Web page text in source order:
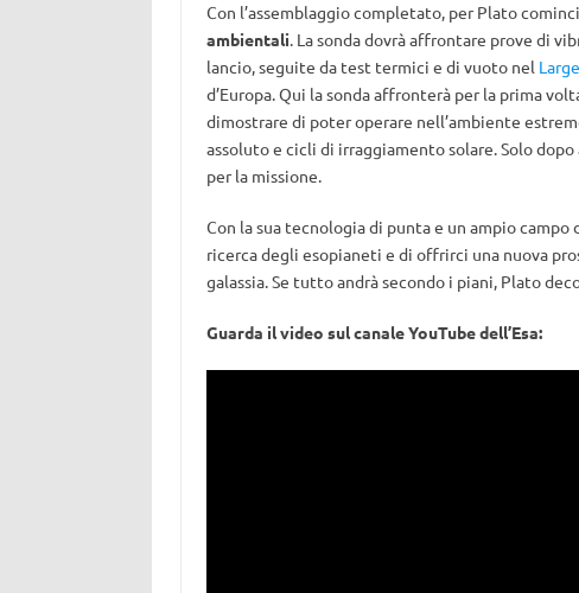
Con l’assemblaggio completato, per Plato
ambientali. La sonda dovrà affrontare prove di
lancio, seguite da test termici e di vuoto nel
d’Europa. Qui la sonda affronterà per la prima
dimostrare di poter operare nell’ambiente
assoluto e cicli di irraggiamento solare. Solo
per la missione.
Con la sua tecnologia di punta e un ampio
ricerca degli esopianeti e di offrirci una nuova
galassia. Se tutto andrà secondo i piani, Plato
Guarda il video sul canale YouTube dell’Esa: